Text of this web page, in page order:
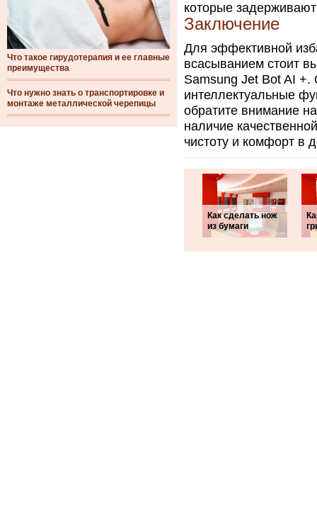
Что такое гирудотерапия и ее главные
преимущества
Что нужно знать о транспортировке и
монтаже металлической черепицы
которые
Заключение
Для эффективной
всасыванием стоит
Samsung Jet Bot AI
интеллектуальные
обратите внимание
наличие
чистоту и комфорт в
Как сделать нож
из бумаги